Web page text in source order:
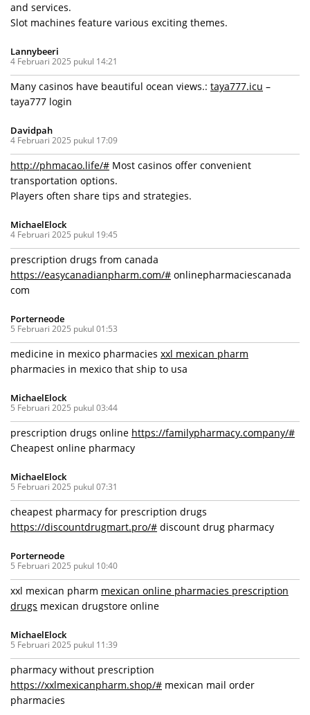
and services.
Slot machines feature various exciting themes.
Lannybeeri
4 Februari 2025 pukul 14:21
Many casinos have beautiful ocean views.: taya777.icu –
taya777 login
Davidpah
4 Februari 2025 pukul 17:09
http://phmacao.life/# Most casinos offer convenient
transportation options.
Players often share tips and strategies.
MichaelElock
4 Februari 2025 pukul 19:45
prescription drugs from canada
https://easycanadianpharm.com/# onlinepharmaciescanada
com
Porterneode
5 Februari 2025 pukul 01:53
medicine in mexico pharmacies xxl mexican pharm
pharmacies in mexico that ship to usa
MichaelElock
5 Februari 2025 pukul 03:44
prescription drugs online https://familypharmacy.company/#
Cheapest online pharmacy
MichaelElock
5 Februari 2025 pukul 07:31
cheapest pharmacy for prescription drugs
https://discountdrugmart.pro/# discount drug pharmacy
Porterneode
5 Februari 2025 pukul 10:40
xxl mexican pharm mexican online pharmacies prescription
drugs mexican drugstore online
MichaelElock
5 Februari 2025 pukul 11:39
pharmacy without prescription
https://xxlmexicanpharm.shop/# mexican mail order
pharmacies